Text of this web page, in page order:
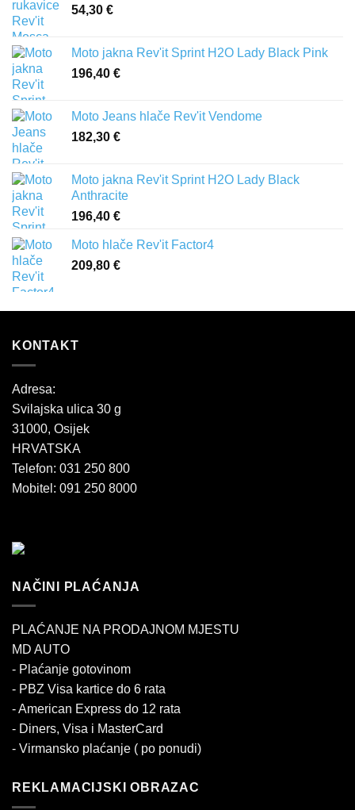
54,30 €
Moto jakna Rev'it Sprint H2O Lady Black Pink
196,40 €
Moto Jeans hlače Rev'it Vendome
182,30 €
Moto jakna Rev'it Sprint H2O Lady Black
Anthracite
196,40 €
Moto hlače Rev'it Factor4
209,80 €
KONTAKT
Adresa:
Svilajska ulica 30 g
31000, Osijek
HRVATSKA
Telefon: 031 250 800
Mobitel: 091 250 8000
NAČINI PLAĆANJA
PLAĆANJE NA PRODAJNOM MJESTU
MD AUTO
- Plaćanje gotovinom
- PBZ Visa kartice do 6 rata
- American Express do 12 rata
- Diners, Visa i MasterCard
- Virmansko plaćanje ( po ponudi)
REKLAMACIJSKI OBRAZAC